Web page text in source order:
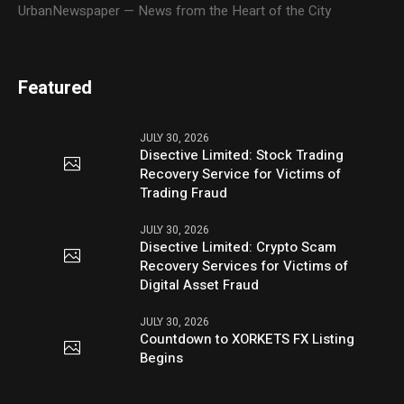
UrbanNewspaper — News from the Heart of the City
Featured
JULY 30, 2026
Disective Limited: Stock Trading
Recovery Service for Victims of
Trading Fraud
JULY 30, 2026
Disective Limited: Crypto Scam
Recovery Services for Victims of
Digital Asset Fraud
JULY 30, 2026
Countdown to XORKETS FX Listing
Begins